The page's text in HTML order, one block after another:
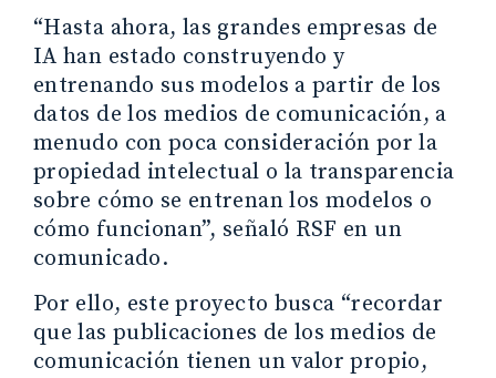
“Hasta ahora, las grandes empresas de
IA han estado construyendo y
entrenando sus modelos a partir de los
datos de los medios de comunicación, a
menudo con poca consideración por la
propiedad intelectual o la transparencia
sobre cómo se entrenan los modelos o
cómo funcionan”, señaló RSF en un
comunicado.
Por ello, este proyecto busca “recordar
que las publicaciones de los medios de
comunicación tienen un valor propio,